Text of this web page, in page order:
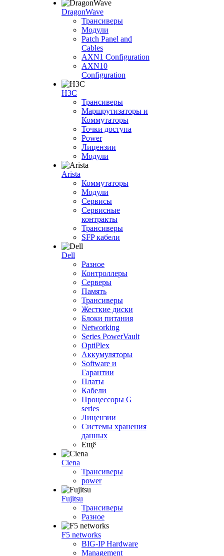
DragonWave
Трансиверы
Модули
Patch Panel and
Cables
AXN1 Configuration
AXN10
Configuration
H3С
Трансиверы
Маршрутизаторы и
Коммутаторы
Точки доступа
Power
Лицензии
Модули
Arista
Коммутаторы
Модули
Сервисы
Сервисные
контракты
Трансиверы
SFP кабели
Dell
Разное
Контроллеры
Серверы
Память
Трансиверы
Жесткие диски
Блоки питания
Networking
Series PowerVault
OptiPlex
Аккумуляторы
Software и
Гарантии
Платы
Кабели
Процессоры G
series
Лицензии
Системы хранения
данных
Ещё
Ciena
Трансиверы
power
Fujitsu
Трансиверы
Разное
F5 networks
BIG-IP Hardware
Management